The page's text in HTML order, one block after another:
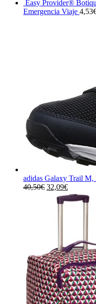
Easy Provider®
Emergencia Viaje 4,53
adidas Galaxy Trail M,
40,50€ El
precio
original
32,09€El
precio
actual